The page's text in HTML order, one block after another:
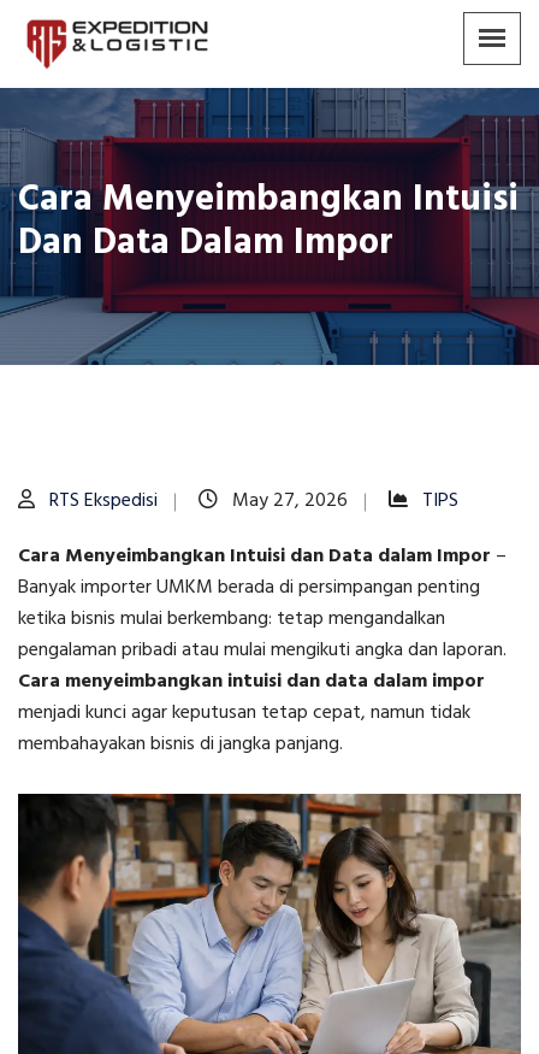
Cara Menyeimbangkan Intuisi
Dan Data Dalam Impor
RTS Ekspedisi May 27, 2026
TIPS
Cara Menyeimbangkan Intuisi dan Data dalam Impor –
Banyak importer UMKM berada di persimpangan penting
ketika bisnis mulai berkembang: tetap mengandalkan
pengalaman pribadi atau mulai mengikuti angka dan laporan.
Cara menyeimbangkan intuisi dan data dalam impor
menjadi kunci agar keputusan tetap cepat, namun tidak
membahayakan bisnis di jangka panjang.